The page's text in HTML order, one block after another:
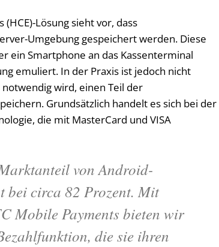
Lösung sieht vor, dass
Umgebung gespeichert werden. Diese
ein Smartphone an das Kassenterminal
emuliert. In der Praxis ist jedoch nicht
wird, einen Teil der
Grundsätzlich handelt es sich bei der
die mit MasterCard und VISA
von Android-
bei circa 82 Prozent. Mit
Mobile Payments bieten wir
die sie ihren